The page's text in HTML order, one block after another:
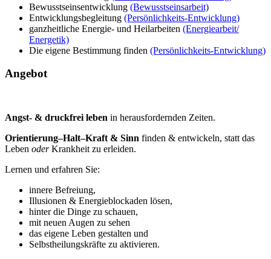
Bewusstseinsentwicklung (Bewusstseinsarbeit)
Entwicklungsbegleitung (Persönlichkeits-Entwicklung)
ganzheitliche Energie- und Heilarbeiten (Energiearbeit/
Energetik)
Die eigene Bestimmung finden (Persönlichkeits-Entwicklung)
Angebot
Angst- & druckfrei leben in herausfordernden Zeiten.
Orientierung–Halt–Kraft & Sinn finden & entwickeln, statt das
Leben oderKrankheit zu erleiden.
Lernen und erfahren Sie:
innere Befreiung,
Illusionen & Energieblockaden lösen,
hinter die Dinge zu schauen,
mit neuen Augen zu sehen
das eigene Leben gestalten und
Selbstheilungskräfte zu aktivieren.